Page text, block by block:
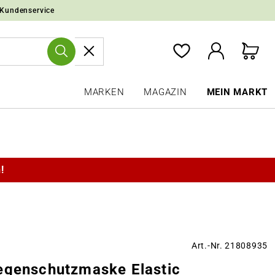
MARKEN MAGAZIN MEIN MARKT
Art.-Nr. 21808935
Elastic